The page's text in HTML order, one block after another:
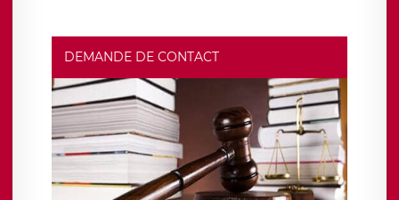
DEMANDE DE CONTACT